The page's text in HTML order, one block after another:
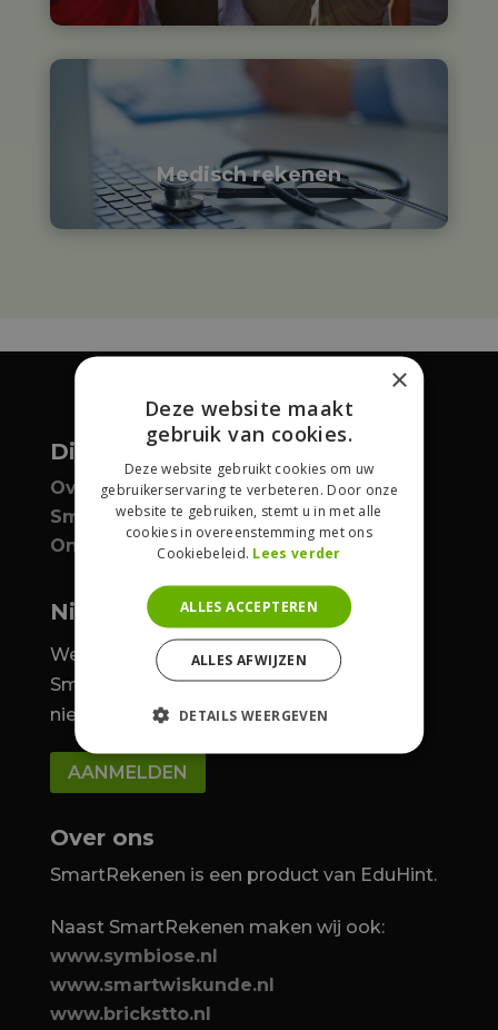

Medisch rekenen
Dit is SmartRekenen
Over SmartRekenen
SmartRekenen & ProLearn
Ontdek
Nieuwsbrief
We houden je graag op de hoogte over
SmartRekenen. Meld je aan voor de
nieuwsbrief.
AANMELDEN
Over ons
SmartRekenen is een product van EduHint.
Naast SmartRekenen maken wij ook:
www.symbiose.nl
www.smartwiskunde.nl
www.brickstto.nl
×
Deze website maakt
gebruik van cookies.
Deze website gebruikt cookies om uw
gebruikerservaring te verbeteren. Door onze
website te gebruiken, stemt u in met alle
cookies in overeenstemming met ons
Cookiebeleid. Lees verder
ALLES ACCEPTEREN
ALLES AFWIJZEN
DETAILS WEERGEVEN